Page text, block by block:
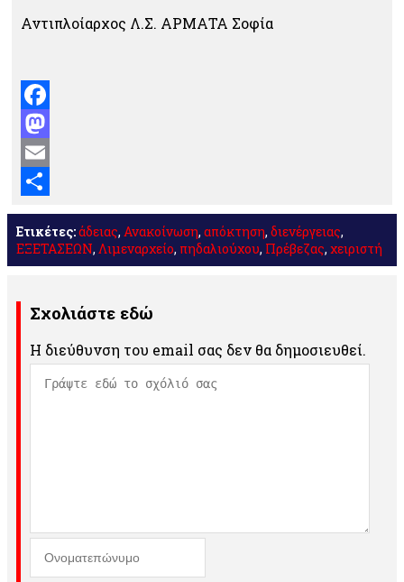
Αντιπλοίαρχος Λ.Σ. ΑΡΜΑΤΑ Σοφία
Facebook
Mastodon
Email
Μοιραστείτε
Ετικέτες:άδειας, Ανακοίνωση, απόκτηση, διενέργειας,
ΕΞΕΤΑΣΕΩΝ, Λιμεναρχείο, πηδαλιούχου, Πρέβεζας, χειριστή
Σχολιάστε εδώ
Η διεύθυνση του email σας δεν θα δημοσιευθεί.